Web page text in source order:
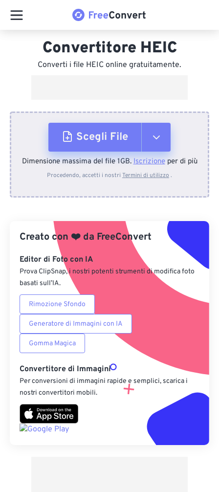
Convertitore HEIC
Converti i file HEIC online gratuitamente.
Scegli File
Dal dispositivo
Da Google Drive
Da OneDrive
Dall'URL
Dimensione massima del file 1GB.Iscrizioneper di più
Procedendo, accetti i nostri Termini di utilizzo .
Creato con ❤️ da FreeConvert
Editor di Foto con IA
Prova ClipSnap, i nostri potenti strumenti di modifica foto
basati sull’IA.
Rimozione Sfondo
Generatore di Immagini con IA
Gomma Magica
Convertitore di Immagini
Per conversioni di immagini rapide e semplici, scarica i
nostri convertitori mobili.